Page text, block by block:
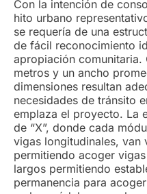
Con la intención de
hito urbano
se requería de una
de fácil reconocimiento
apropiación comunitaria.
metros y un ancho
dimensiones resultan
necesidades de tránsito
emplaza el proyecto. La
de “X”, donde cada
vigas longitudinales, van
permitiendo acoger
largos permitiendo
permanencia para